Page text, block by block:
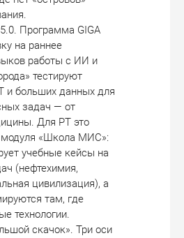
Программа GIGA
на раннее
работы с ИИ и
тестируют
и больших данных для
задач — от
Для РТ это
модуля «Школа МИС»:
учебные кейсы на
(нефтехимия,
цивилизация), а
там, где
технологии.
скачок». Три оси